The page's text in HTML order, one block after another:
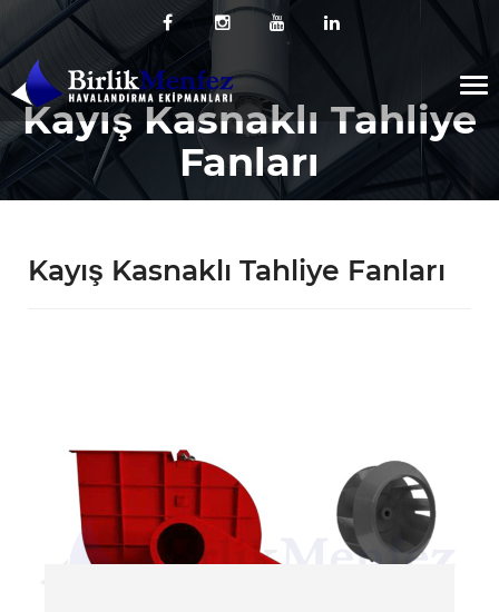
Kayış Kasnaklı Tahliye
Fanları
Kayış Kasnaklı Tahliye Fanları